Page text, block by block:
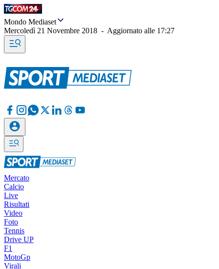
Mondo Mediaset
Mercoledì 21 Novembre 2018 - Aggiornato alle 17:27
Mercato
Calcio
Live
Risultati
Video
Foto
Tennis
Drive UP
F1
MotoGp
Virali